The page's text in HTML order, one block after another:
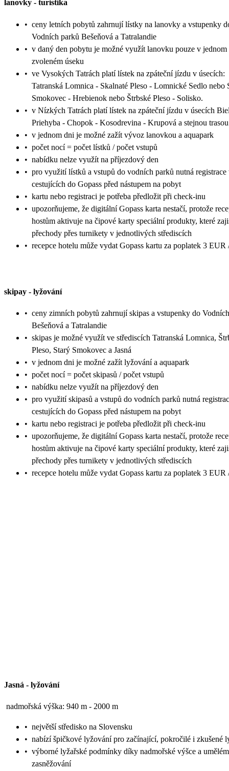
lanovky - turistika
• ceny letních pobytů zahrnují lístky na lanovky a vstupenky
Vodních parků Bešeňová a Tatralandie
• v daný den pobytu je možné využít lanovku pouze v jednom
zvoleném úseku
• ve Vysokých Tatrách platí lístek na zpáteční jízdu v úsecích:
Tatranská Lomnica - Skalnaté Pleso - Lomnické Sedlo nebo
Smokovec - Hrebienok nebo Štrbské Pleso - Solisko.
• v Nízkých Tatrách platí lístek na zpáteční jízdu v úsecích
Priehyba - Chopok - Kosodrevina - Krupová a stejnou
• v jednom dni je možné zažít vývoz lanovkou a aquapark
• počet nocí = počet lístků / počet vstupů
• nabídku nelze využít na příjezdový den
• pro využití lístků a vstupů do vodních parků nutná registrace
cestujících do Gopass před nástupem na pobyt
• kartu nebo registraci je potřeba předložit při check-inu
• upozorňujeme, že digitální Gopass karta nestačí, protože
hostům aktivuje na čipové karty speciální produkty, které
přechody přes turnikety v jednotlivých střediscích
• recepce hotelu může vydat Gopass kartu za poplatek 3 EUR
skipay - lyžování
• ceny zimních pobytů zahrnují skipas a vstupenky do
Bešeňová a Tatralandie
• skipas je možné využít ve střediscích Tatranská Lomnica,
Pleso, Starý Smokovec a Jasná
• v jednom dni je možné zažít lyžování a aquapark
• počet nocí = počet skipasů / počet vstupů
• nabídku nelze využít na příjezdový den
• pro využití skipasů a vstupů do vodních parků nutná
cestujících do Gopass před nástupem na pobyt
• kartu nebo registraci je potřeba předložit při check-inu
• upozorňujeme, že digitální Gopass karta nestačí, protože
hostům aktivuje na čipové karty speciální produkty, které
přechody přes turnikety v jednotlivých střediscích
• recepce hotelu může vydat Gopass kartu za poplatek 3 EUR
Jasná - lyžování
nadmořská výška: 940 m - 2000 m
• největší středisko na Slovensku
• nabízí špičkové lyžování pro začínající, pokročilé i zkušené
• výborné lyžařské podmínky díky nadmořské výšce a
zasněžování